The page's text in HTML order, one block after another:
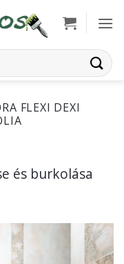
FLEXI DEXI
és burkolása